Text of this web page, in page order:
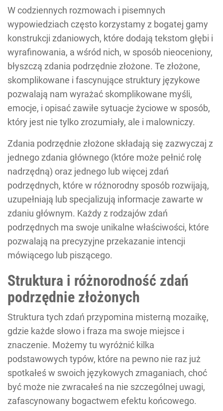
W codziennych rozmowach i pisemnych
wypowiedziach często korzystamy z bogatej gamy
konstrukcji zdaniowych, które dodają tekstom głębi i
wyrafinowania, a wśród nich, w sposób nieoceniony,
błyszczą zdania podrzędnie złożone. Te złożone,
skomplikowane i fascynujące struktury językowe
pozwalają nam wyrażać skomplikowane myśli,
emocje, i opisać zawiłe sytuacje życiowe w sposób,
który jest nie tylko zrozumiały, ale i malowniczy.
Zdania podrzędnie złożone składają się zazwyczaj z
jednego zdania głównego (które może pełnić rolę
nadrzędną) oraz jednego lub więcej zdań
podrzędnych, które w różnorodny sposób rozwijają,
uzupełniają lub specjalizują informacje zawarte w
zdaniu głównym. Każdy z rodzajów zdań
podrzędnych ma swoje unikalne właściwości, które
pozwalają na precyzyjne przekazanie intencji
mówiącego lub piszącego.
Struktura i różnorodność zdań
podrzędnie złożonych
Struktura tych zdań przypomina misterną mozaikę,
gdzie każde słowo i fraza ma swoje miejsce i
znaczenie. Możemy tu wyróżnić kilka
podstawowych typów, które na pewno nie raz już
spotkałeś w swoich językowych zmaganiach, choć
być może nie zwracałeś na nie szczególnej uwagi,
zafascynowany bogactwem efektu końcowego.